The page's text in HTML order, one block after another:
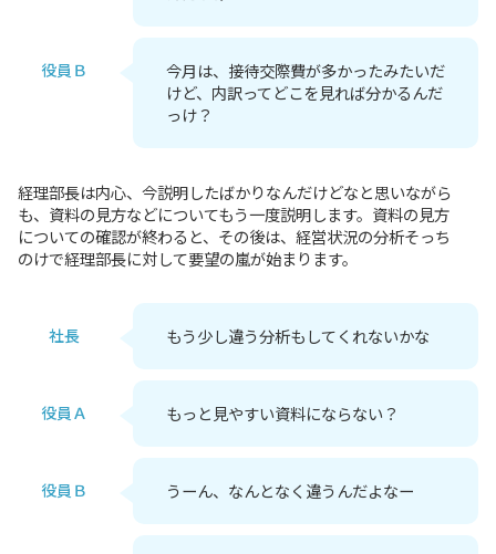
役員Ｂ
今月は、接待交際費が多かったみたいだ
けど、内訳ってどこを見れば分かるんだ
っけ？
経理部長は内心、今説明したばかりなんだけどなと思いながら
も、資料の見方などについてもう一度説明します。資料の見方
についての確認が終わると、その後は、経営状況の分析そっち
のけで経理部長に対して要望の嵐が始まります。
社長 もう少し違う分析もしてくれないかな
役員Ａ もっと見やすい資料にならない？
役員Ｂ うーん、なんとなく違うんだよなー